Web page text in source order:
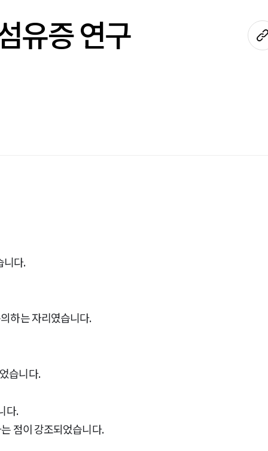
유증 연구
니다.
하는 자리였습니다.
습니다.
다.
점이 강조되었습니다.